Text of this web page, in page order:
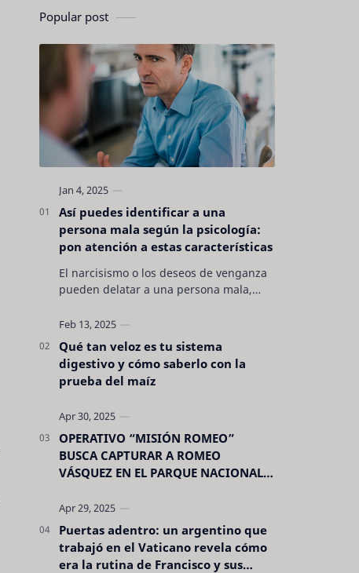
Popular post
Así puedes identificar a una
persona mala según la psicología:
pon atención a estas características
El narcisismo o los deseos de venganza
pueden delatar a una persona mala,
evidentes. Conocerlas puede pro…
Qué tan veloz es tu sistema
digestivo y cómo saberlo con la
prueba del maíz
OPERATIVO “MISIÓN ROMEO”
BUSCA CAPTURAR A ROMEO
VÁSQUEZ EN EL PARQUE NACIONAL
Puertas adentro: un argentino que
trabajó en el Vaticano revela cómo
era la rutina de Francisco y sus